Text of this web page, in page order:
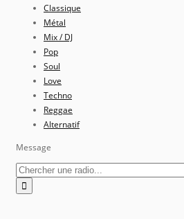
Classique
Métal
Mix / DJ
Pop
Soul
Love
Techno
Reggae
Alternatif
Message